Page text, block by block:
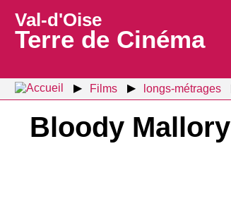
Val-d'Oise
Terre de Cinéma
Films longs-métrages
Bloody Mallory